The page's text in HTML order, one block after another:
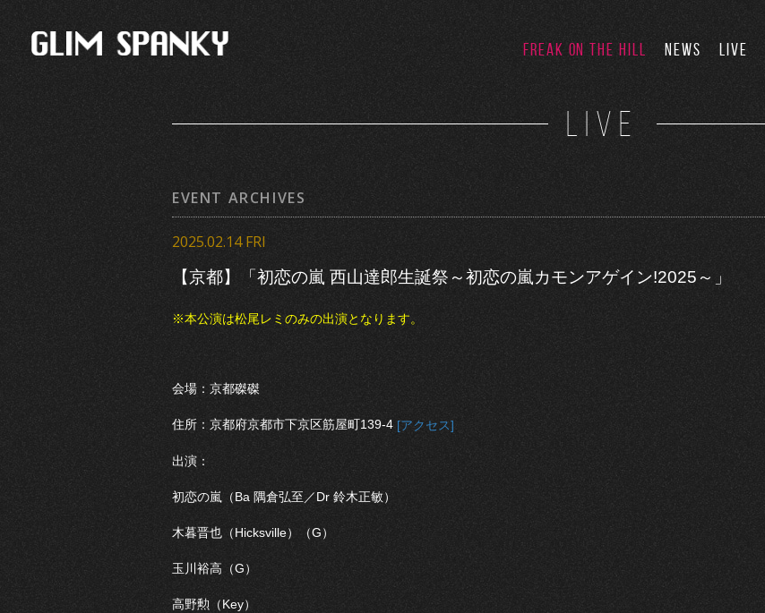
FREAK ON THE HILL NEWS LIVE
LIVE
EVENT ARCHIVES
2025.02.14 FRI
【京都】「初恋の嵐 西山達郎生誕祭～初恋の嵐カモンアゲイン!2025～」
※本公演は松尾レミのみの出演となります。
会場：京都磔磔
住所：京都府京都市下京区筋屋町139-4 [アクセス]
出演：
初恋の嵐（Ba 隅倉弘至／Dr 鈴木正敏）
木暮晋也（Hicksville）（G）
玉川裕高（G）
高野勲（Key）